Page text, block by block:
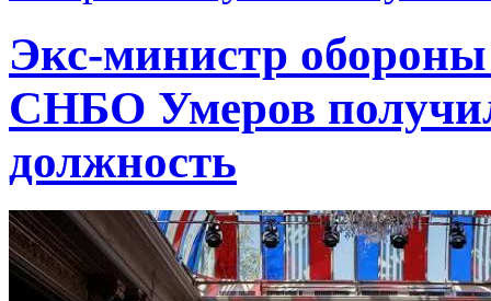
Экс-министр
СНБО Умеров
должность